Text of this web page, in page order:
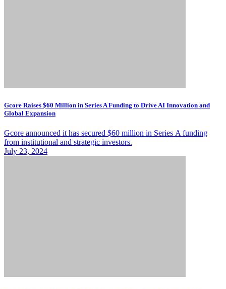
Gcore Raises $60 Million in Series A Funding to Drive AI Innovation and
Global Expansion
Gcore announced it has secured $60 million in Series A funding
from institutional and strategic investors.
July 23, 2024